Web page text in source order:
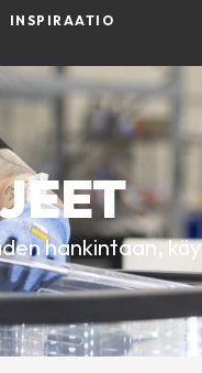
INSPIRAATIO
hankintaan,